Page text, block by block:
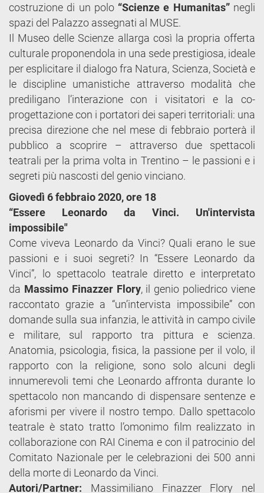
costruzione di un polo “Scienze e Humanitas”negli
spazi del Palazzo assegnati al MUSE.
Il Museo delle Scienze allarga così la propria offerta
culturale proponendola in una sede prestigiosa, ideale
per esplicitare il dialogo fra Natura, Scienza, Società e
le discipline umanistiche attraverso modalità che
prediligano l’interazione con i visitatori e la co-
progettazione con i portatori dei saperi territoriali: una
precisa direzione che nel mese di febbraio porterà il
pubblico a scoprire – attraverso due spettacoli
teatrali per la prima volta in Trentino – le passioni e i
segreti più nascosti del genio vinciano.
Giovedì 6 febbraio 2020, ore 18
“Essere Leonardo da Vinci. Un'intervista
impossibile"
Come viveva Leonardo da Vinci? Quali erano le sue
passioni e i suoi segreti? In “Essere Leonardo da
Vinci”, lo spettacolo teatrale diretto e interpretato
da Massimo Finazzer Flory, il genio poliedrico viene
raccontato grazie a “un’intervista impossibile” con
domande sulla sua infanzia, le attività in campo civile
e militare, sul rapporto tra pittura e scienza.
Anatomia, psicologia, fisica, la passione per il volo, il
rapporto con la religione, sono solo alcuni degli
innumerevoli temi che Leonardo affronta durante lo
spettacolo non mancando di dispensare sentenze e
aforismi per vivere il nostro tempo. Dallo spettacolo
teatrale è stato tratto l’omonimo film realizzato in
collaborazione con RAI Cinema e con il patrocinio del
Comitato Nazionale per le celebrazioni dei 500 anni
della morte di Leonardo da Vinci.
Autori/Partner: Massimiliano Finazzer Flory nel